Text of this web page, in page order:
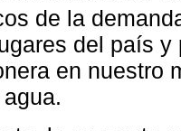
de la
del país
en nuestro